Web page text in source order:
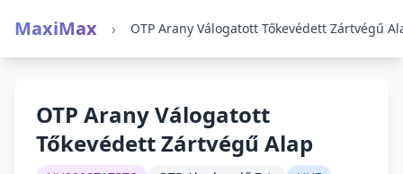
MaxiMax › OTP Arany Válogatott Tőkevédett Zártvégű
OTP Arany Válogatott
Tőkevédett Zártvégű Alap